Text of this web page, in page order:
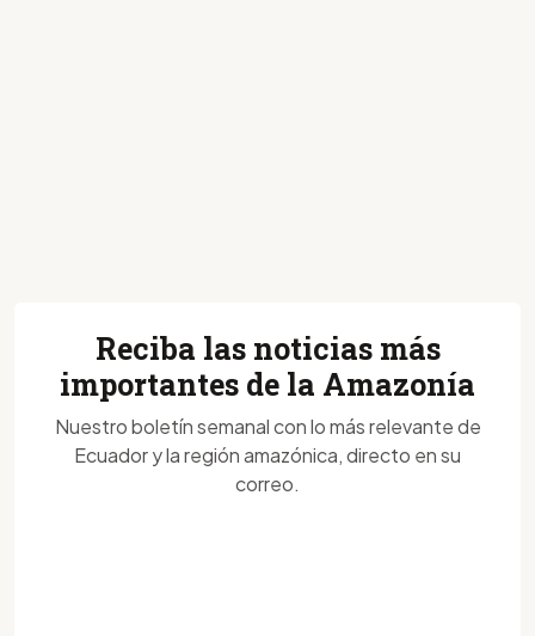
Reciba las noticias más
importantes de la Amazonía
Nuestro boletín semanal con lo más relevante de
Ecuador y la región amazónica, directo en su
correo.